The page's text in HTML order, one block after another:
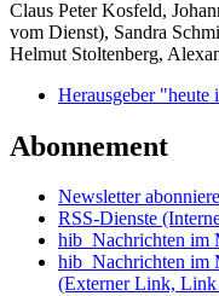
Claus Peter Kosfeld,
vom Dienst), Sandra
Helmut Stoltenberg,
Herausgeber "heute
Abonnement
Newsletter
RSS-Dienste
hib_Nachrichten im
hib_Nachrichten im
(Externer Link, Link